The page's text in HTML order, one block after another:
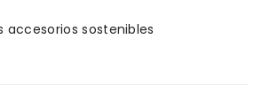
accesorios sostenibles